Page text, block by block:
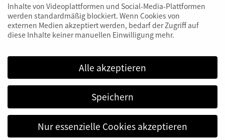
Inhalte von Videoplattformen und Social-Media-Plattformen
werden standardmäßig blockiert. Wenn Cookies von
externen Medien akzeptiert werden, bedarf der Zugriff auf
diese Inhalte keiner manuellen Einwilligung mehr.
Alle akzeptieren
Speichern
Nur essenzielle Cookies akzeptieren